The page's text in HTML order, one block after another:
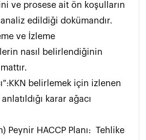
ve prosese ait ön koşulların
edildiği dokümandır.
ve İzleme
nasıl belirlendiğinin
belirlemek için izlenen
karar ağacı
Peynir HACCP Planı:  Tehlike